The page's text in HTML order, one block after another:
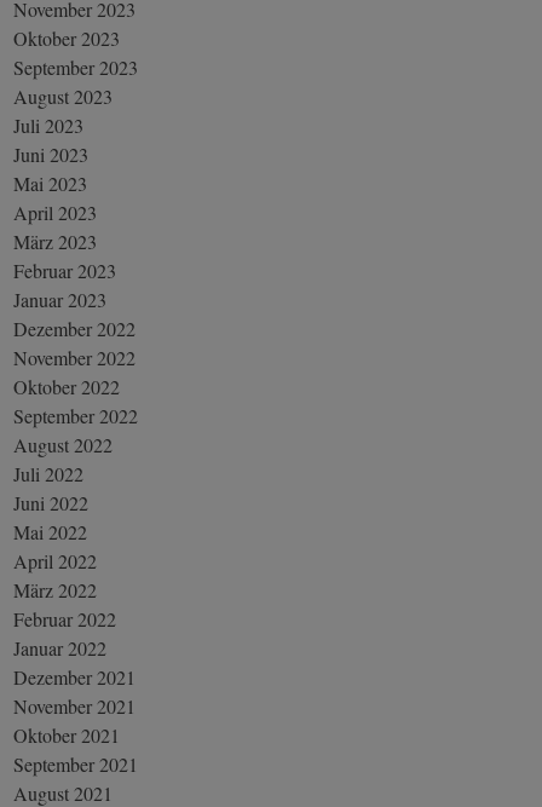
November 2023
Oktober 2023
September 2023
August 2023
Juli 2023
Juni 2023
Mai 2023
April 2023
März 2023
Februar 2023
Januar 2023
Dezember 2022
November 2022
Oktober 2022
September 2022
August 2022
Juli 2022
Juni 2022
Mai 2022
April 2022
März 2022
Februar 2022
Januar 2022
Dezember 2021
November 2021
Oktober 2021
September 2021
August 2021